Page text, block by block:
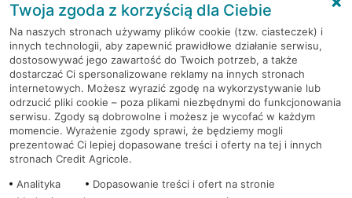
RODO
Regulamin serwisu
Mapa serwisu
PolitykaCookies
Twoja zgoda z korzyścią dla Ciebie
Na naszych stronach używamy plików cookie (tzw. ciasteczek) i
innych technologii, aby zapewnić prawidłowe działanie serwisu,
dostosowywać jego zawartość do Twoich potrzeb, a także
dostarczać Ci spersonalizowane reklamy na innych stronach
internetowych. Możesz wyrazić zgodę na wykorzystywanie lub
odrzucić pliki cookie – poza plikami niezbędnymi do funkcjonowania
serwisu. Zgody są dobrowolne i możesz je wycofać w każdym
momencie. Wyrażenie zgody sprawi, że będziemy mogli
prezentować Ci lepiej dopasowane treści i oferty na tej i innych
stronach Credit Agricole.
Analityka
Dopasowanie treści i ofert na stronie